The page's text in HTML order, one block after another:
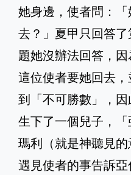
她身邊，使者問：
去？」夏甲只回答
題她沒辦法回答，因
這位使者要她回去
到「不可勝數」，
生下了一個兒子，
瑪利（就是神聽見
遇見使者的事告訴